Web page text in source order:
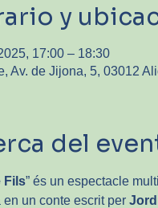
y
17:00 – 18:30
Av. de Jijona, 5, 03012
del
Fils” és un espectacle
en un conte escrit per